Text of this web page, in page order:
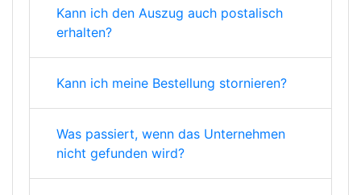
Kann ich den Auszug auch postalisch
erhalten?
Kann ich meine Bestellung stornieren?
Was passiert, wenn das Unternehmen
nicht gefunden wird?